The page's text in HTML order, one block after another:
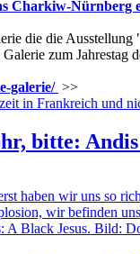
Charkiw-Nürnberg
die die
zum
galerie/ >>
bitte:
haben wir uns so
wir befinden